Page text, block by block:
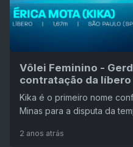
Vôlei Feminino -
contratação da líbero
Kika é o primeiro nome
Minas para a disputa da
2 anos atrás